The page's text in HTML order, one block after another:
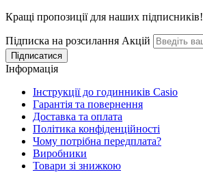
Кращі пропозиції для наших підписників!
Підписка на розсилання Акцій
Інформація
Інструкції до годинників Casio
Гарантія та повернення
Доставка та оплата
Політика конфіденційності
Чому потрібна передплата?
Виробники
Товари зі знижкою